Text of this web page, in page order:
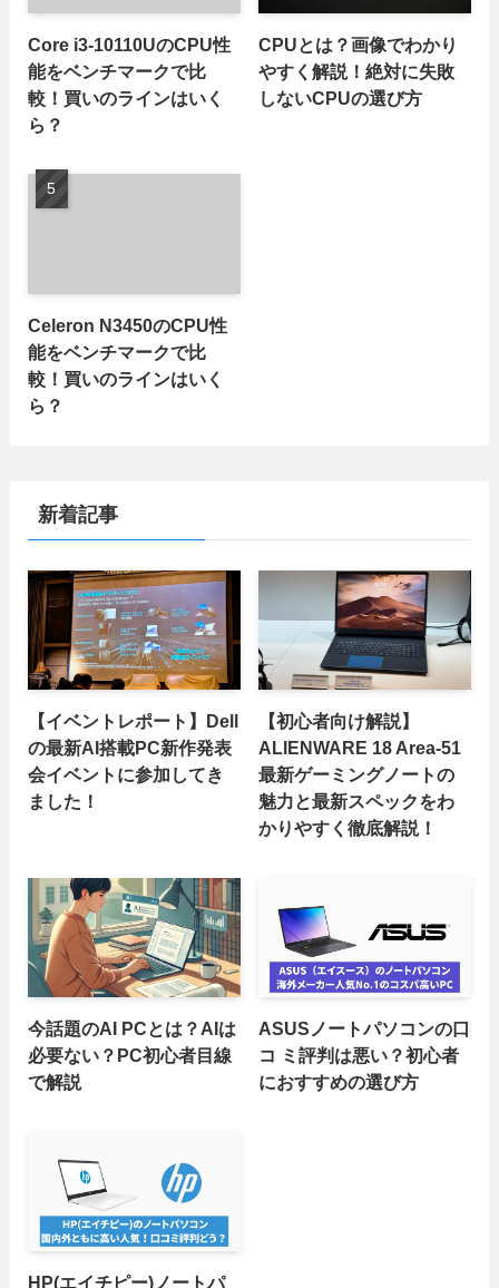
Core i3-10110UのCPU性
能をベンチマークで比
較！買いのラインはいく
ら？
CPUとは？画像でわかり
やすく解説！絶対に失敗
しないCPUの選び方
Celeron N3450のCPU性
能をベンチマークで比
較！買いのラインはいく
ら？
新着記事
【イベントレポート】Dell
の最新AI搭載PC新作発表
会イベントに参加してき
ました！
【初心者向け解説】
ALIENWARE 18 Area-51
最新ゲーミングノートの
魅力と最新スペックをわ
かりやすく徹底解説！
今話題のAI PCとは？AIは
必要ない？PC初心者目線
で解説
ASUSノートパソコンの口
コ ミ評判は悪い？初心者
におすすめの選び方
HP(エイチピー)ノートパ